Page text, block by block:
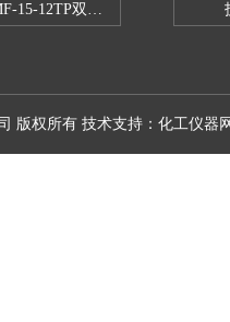
15-12TP双托盘自动升降炉
版权所有 技术支持： 化工仪器